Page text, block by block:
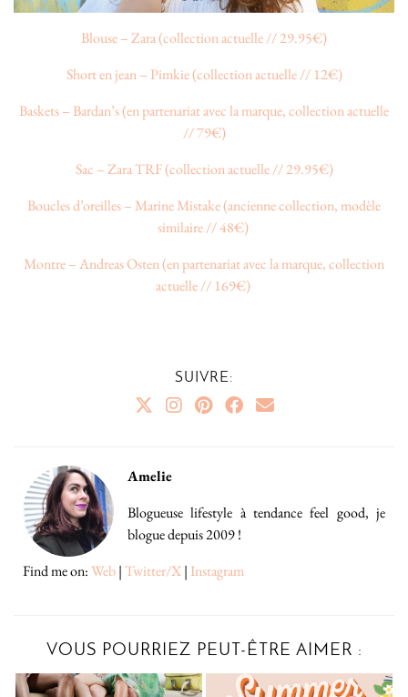
Blouse – Zara (collection actuelle // 29.95€)
Short en jean – Pimkie (collection actuelle // 12€)
Baskets – Bardan’s (en partenariat avec la marque, collection actuelle
// 79€)
Sac – Zara TRF (collection actuelle // 29.95€)
Boucles d’oreilles – Marine Mistake (ancienne collection, modèle
similaire // 48€)
Montre – Andreas Osten (en partenariat avec la marque, collection
actuelle // 169€)
SUIVRE:
Amelie
Blogueuse lifestyle à tendance feel good, je
blogue depuis 2009 !
Find me on:Web|Twitter/X| Instagram
VOUS POURRIEZ PEUT-ÊTRE AIMER :